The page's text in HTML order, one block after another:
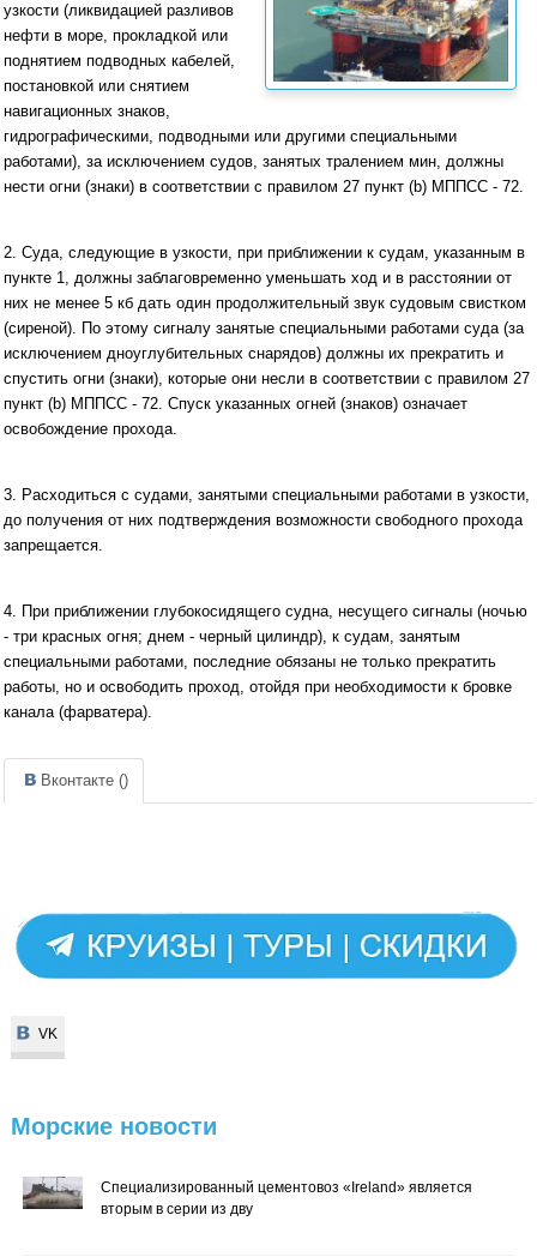
узкости (ликвидацией разливов
нефти в море, прокладкой или
поднятием подводных кабелей,
постановкой или снятием
навигационных знаков,
гидрографическими, подводными или другими специальными
работами), за исключением судов, занятых тралением мин, должны
нести огни (знаки) в соответствии с правилом 27 пункт (b) МППСС - 72.
2. Суда, следующие в узкости, при приближении к судам, указанным в
пункте 1, должны заблаговременно уменьшать ход и в расстоянии от
них не менее 5 кб дать один продолжительный звук судовым свистком
(сиреной). По этому сигналу занятые специальными работами суда (за
исключением дноуглубительных снарядов) должны их прекратить и
спустить огни (знаки), которые они несли в соответствии с правилом 27
пункт (b) МППСС - 72. Спуск указанных огней (знаков) означает
освобождение прохода.
3. Расходиться с судами, занятыми специальными работами в узкости,
до получения от них подтверждения возможности свободного прохода
запрещается.
4. При приближении глубокосидящего судна, несущего сигналы (ночью
- три красных огня; днем - черный цилиндр), к судам, занятым
специальными работами, последние обязаны не только прекратить
работы, но и освободить проход, отойдя при необходимости к бровке
канала (фарватера).
Вконтакте ()
VK
VK
Морские новости
Специализированный цементовоз «Ireland» является
вторым в серии из дву